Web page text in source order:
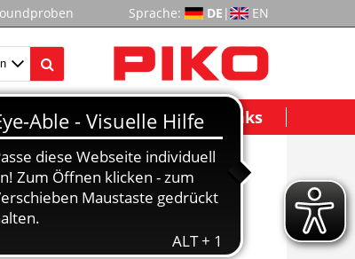
Sprache: DE | EN
Modelle Wichtige Links
05